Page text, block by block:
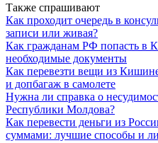
Также спрашивают
Как проходит очередь в
записи или живая?
Как гражданам РФ попасть в
необходимые документы
Как перевезти вещи из
и допбагаж в самолете
Нужна ли справка о
Республики Молдова?
Как перевести деньги из
суммами: лучшие способы и